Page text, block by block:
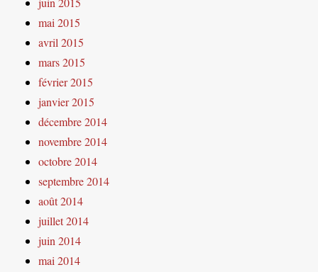
mai 2015
avril 2015
mars 2015
février 2015
janvier 2015
décembre 2014
novembre 2014
octobre 2014
septembre 2014
août 2014
juillet 2014
juin 2014
mai 2014